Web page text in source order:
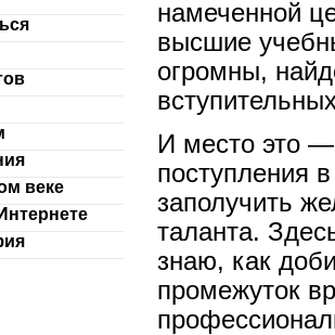
веке
намеченной
высшие
огромны,
И место это
поступления
заполучить
таланта.
знаю, как
промежуток